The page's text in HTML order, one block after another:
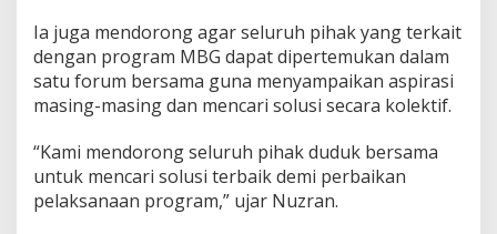
Ia juga mendorong agar seluruh pihak yang terkait
dengan program MBG dapat dipertemukan dalam
satu forum bersama guna menyampaikan aspirasi
masing-masing dan mencari solusi secara kolektif.
“Kami mendorong seluruh pihak duduk bersama
untuk mencari solusi terbaik demi perbaikan
pelaksanaan program,” ujar Nuzran.